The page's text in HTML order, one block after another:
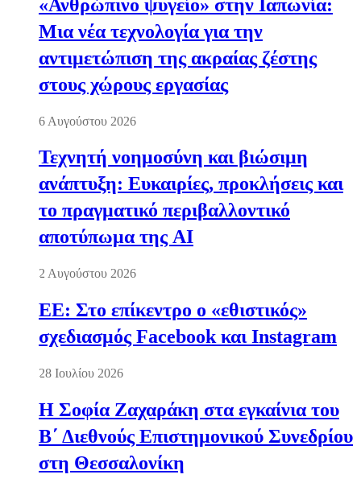
«Ανθρώπινο ψυγείο» στην Ιαπωνία:
Μια νέα τεχνολογία για την
αντιμετώπιση της ακραίας ζέστης
στους χώρους εργασίας
6 Αυγούστου 2026
Τεχνητή νοημοσύνη και βιώσιμη
ανάπτυξη: Ευκαιρίες, προκλήσεις και
το πραγματικό περιβαλλοντικό
αποτύπωμα της AI
2 Αυγούστου 2026
ΕΕ: Στο επίκεντρο ο «εθιστικός»
σχεδιασμός Facebook και Instagram
28 Ιουλίου 2026
Η Σοφία Ζαχαράκη στα εγκαίνια του
Β΄ Διεθνούς Επιστημονικού Συνεδρίου
στη Θεσσαλονίκη